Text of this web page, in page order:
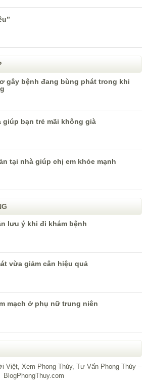
gây bệnh đang bùng phát trong khi
giúp bạn trẻ mãi không già
tại nhà giúp chị em khỏe mạnh
lưu ý khi đi khám bệnh
vừa giảm cân hiệu quả
mạch ở phụ nữ trung niên